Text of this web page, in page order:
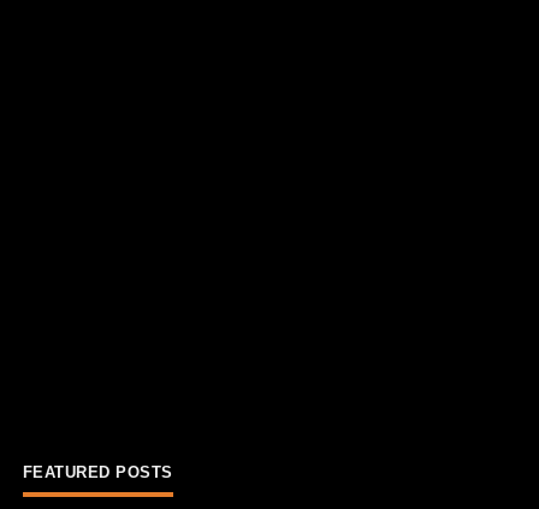
FEATURED POSTS